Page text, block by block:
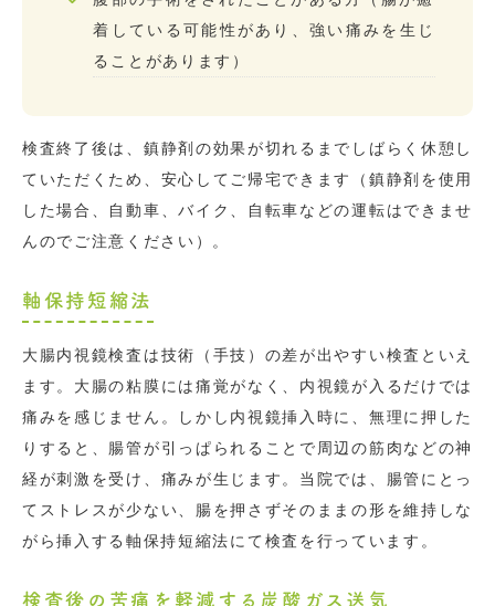
着している可能性があり、強い痛みを生じ
ることがあります）
検査終了後は、鎮静剤の効果が切れるまでしばらく休憩し
ていただくため、安心してご帰宅できます（鎮静剤を使用
した場合、自動車、バイク、自転車などの運転はできませ
んのでご注意ください）。
軸保持短縮法
大腸内視鏡検査は技術（手技）の差が出やすい検査といえ
ます。大腸の粘膜には痛覚がなく、内視鏡が入るだけでは
痛みを感じません。しかし内視鏡挿入時に、無理に押した
りすると、腸管が引っぱられることで周辺の筋肉などの神
経が刺激を受け、痛みが生じます。当院では、腸管にとっ
てストレスが少ない、腸を押さずそのままの形を維持しな
がら挿入する軸保持短縮法にて検査を行っています。
検査後の苦痛を軽減する炭酸ガス送気